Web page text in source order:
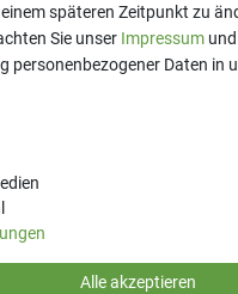
Uhr - 13:00 Uhr
späteren Zeitpunkt zu
Sie unser Impressum
personenbezogener Daten in
Alle akzeptieren